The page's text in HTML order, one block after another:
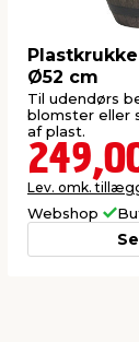
Ø52 cm
Til udendørs
blomster eller
af plast.
Lev. omk.
Webshop